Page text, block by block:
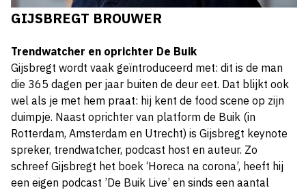
GIJSBREGT BROUWER
Trendwatcher en oprichter De Buik
Gijsbregt wordt vaak geïntroduceerd met: dit is de man
die 365 dagen per jaar buiten de deur eet. Dat blijkt ook
wel als je met hem praat: hij kent de food scene op zijn
duimpje. Naast oprichter van platform de Buik (in
Rotterdam, Amsterdam en Utrecht) is Gijsbregt keynote
spreker, trendwatcher, podcast host en auteur. Zo
schreef Gijsbregt het boek ‘Horeca na corona’, heeft hij
een eigen podcast ’De Buik Live’ en sinds een aantal